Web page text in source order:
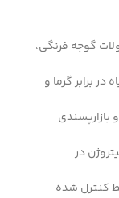
گوجه فرنگی،
برابر گرما و
در
کنترل شده